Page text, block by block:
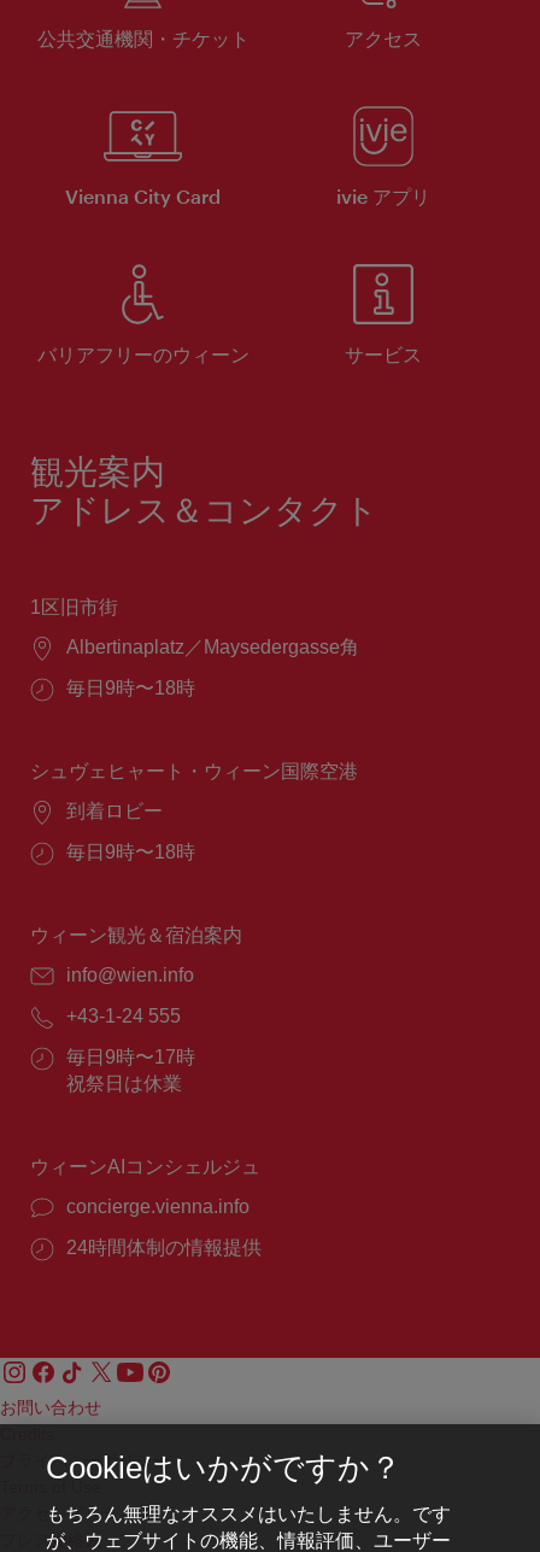
公共交通機関・チケット アクセス
Vienna City Card ivie アプリ
バリアフリーのウィーン サービス
観光案内
アドレス＆コンタクト
1区旧市街
場
Albertinaplatz／Maysedergasse角
営
間：
毎日9時〜18時
シュヴェヒャート・ウィーン国際空港
場
到着ロビー
営
間：
毎日9時〜18時
ウィーン観光＆宿泊案内
E
ー
ル：
info@wien.info
電
番
号：
+43-1-24 555
営
業
毎日9時〜17時
祝祭日は休業
ウィーンAIコンシェルジュ
concierge.vienna.info
24時間体制の情報提供
お問い合わせ
プライバシーポリシー
アクセシビリティ
プレス連絡先
Cookieはいかがですか？
もちろん無理なオススメはいたしません。です
が、ウェブサイトの機能、情報評価、ユーザー